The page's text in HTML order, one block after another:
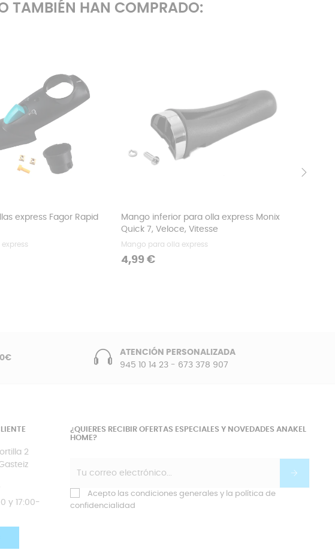
TAMBIÉN HAN COMPRADO:
express Fagor Rapid
Mango inferior para olla express Monix
Quick 7, Veloce, Vitesse
Mango para olla express
Precio
4,99 €
ATENCIÓN PERSONALIZADA
945 10 14 23 - 673 378 907
2
y 17:00-
¿QUIERES RECIBIR OFERTAS ESPECIALES Y NOVEDADES ANAKEL
HOME?
Acepto las condiciones generales y la política de
confidencialidad